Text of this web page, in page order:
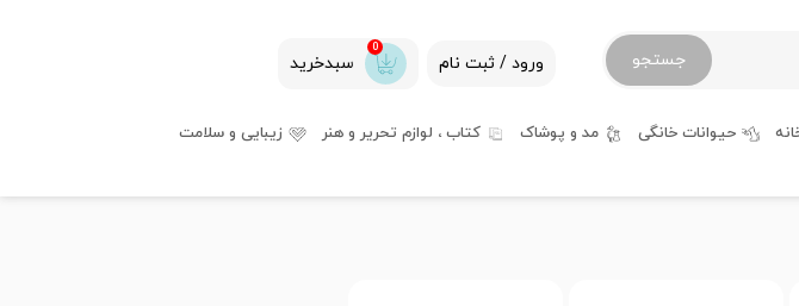
جستجو ورود / ثبت نام
0
سبدخرید
حیوانات خانگی مد و پوشاک کتاب ، لوازم تحریر و هنر
زیبایی و سلامت